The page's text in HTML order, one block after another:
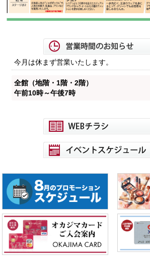
今月は休まず営業いたします。
全館（地階・1階・2階）
午前10時～午後7時